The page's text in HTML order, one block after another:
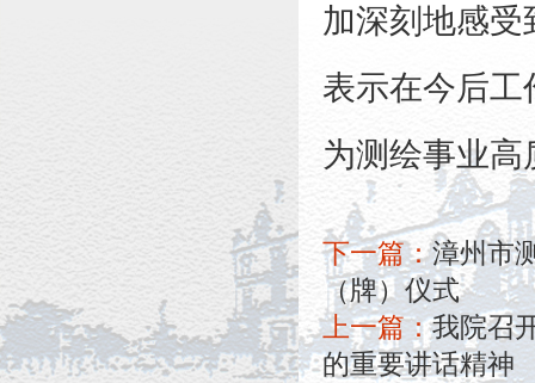
加深刻地感
表示在今后工
为测绘事业
下一篇：漳州市
（牌）仪式
上一篇：我院召
的重要讲话精神